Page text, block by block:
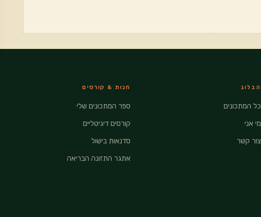
הבלוג
כל המתכונים
מי אני
צור קשר
חנות & קורסים
ספר המתכונים שלי
קורסים דיגיטליים
סדנאות בישול
אתגר התזונה הבריאה